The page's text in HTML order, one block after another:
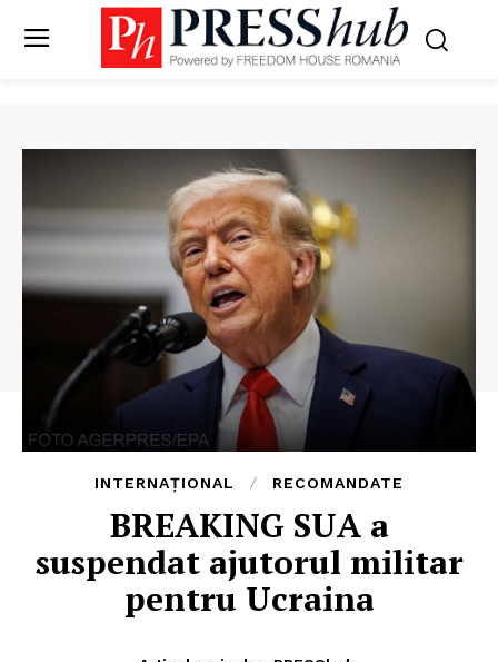
INTERNAȚIONAL RECOMANDATE
BREAKING SUA a
suspendat ajutorul militar
pentru Ucraina